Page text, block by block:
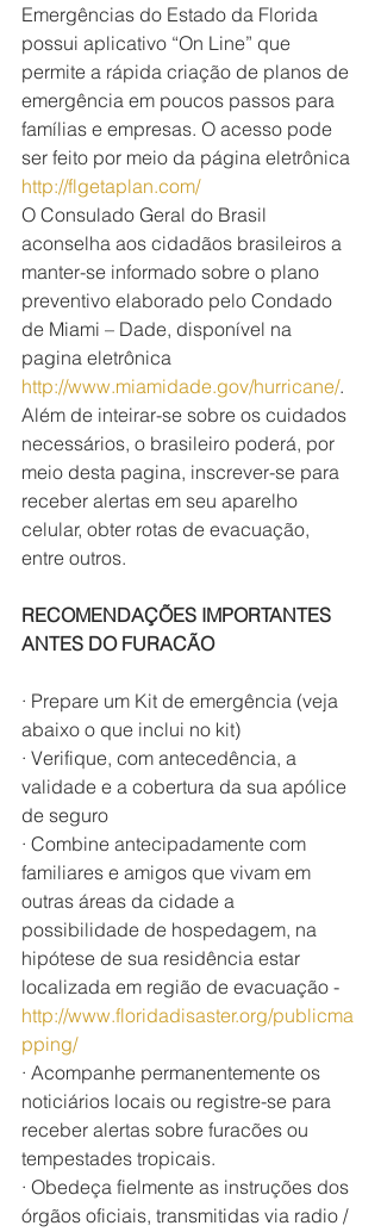
Emergências do Estado da Florida
possui aplicativo “On Line” que
permite a rápida criação de planos de
emergência em poucos passos para
famílias e empresas. O acesso pode
ser feito por meio da página eletrônica
http://flgetaplan.com/
O Consulado Geral do Brasil
aconselha aos cidadãos brasileiros a
manter-se informado sobre o plano
preventivo elaborado pelo Condado
de Miami – Dade, disponível na
pagina eletrônica
http://www.miamidade.gov/hurricane/.
Além de inteirar-se sobre os cuidados
necessários, o brasileiro poderá, por
meio desta pagina, inscrever-se para
receber alertas em seu aparelho
celular, obter rotas de evacuação,
entre outros.
RECOMENDAÇÕES IMPORTANTES
ANTES DO FURACÃO
· Prepare um Kit de emergência (veja
abaixo o que inclui no kit)
· Verifique, com antecedência, a
validade e a cobertura da sua apólice
de seguro
· Combine antecipadamente com
familiares e amigos que vivam em
outras áreas da cidade a
possibilidade de hospedagem, na
hipótese de sua residência estar
localizada em região de evacuação -
http://www.floridadisaster.org/publicma
pping/
· Acompanhe permanentemente os
noticiários locais ou registre-se para
receber alertas sobre furacões ou
tempestades tropicais.
· Obedeça fielmente as instruções dos
órgãos oficiais, transmitidas via radio /